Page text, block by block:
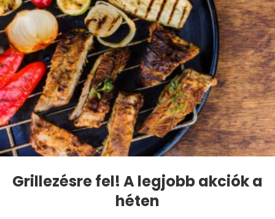
Grillezésre fel! A legjobb akciók a
héten